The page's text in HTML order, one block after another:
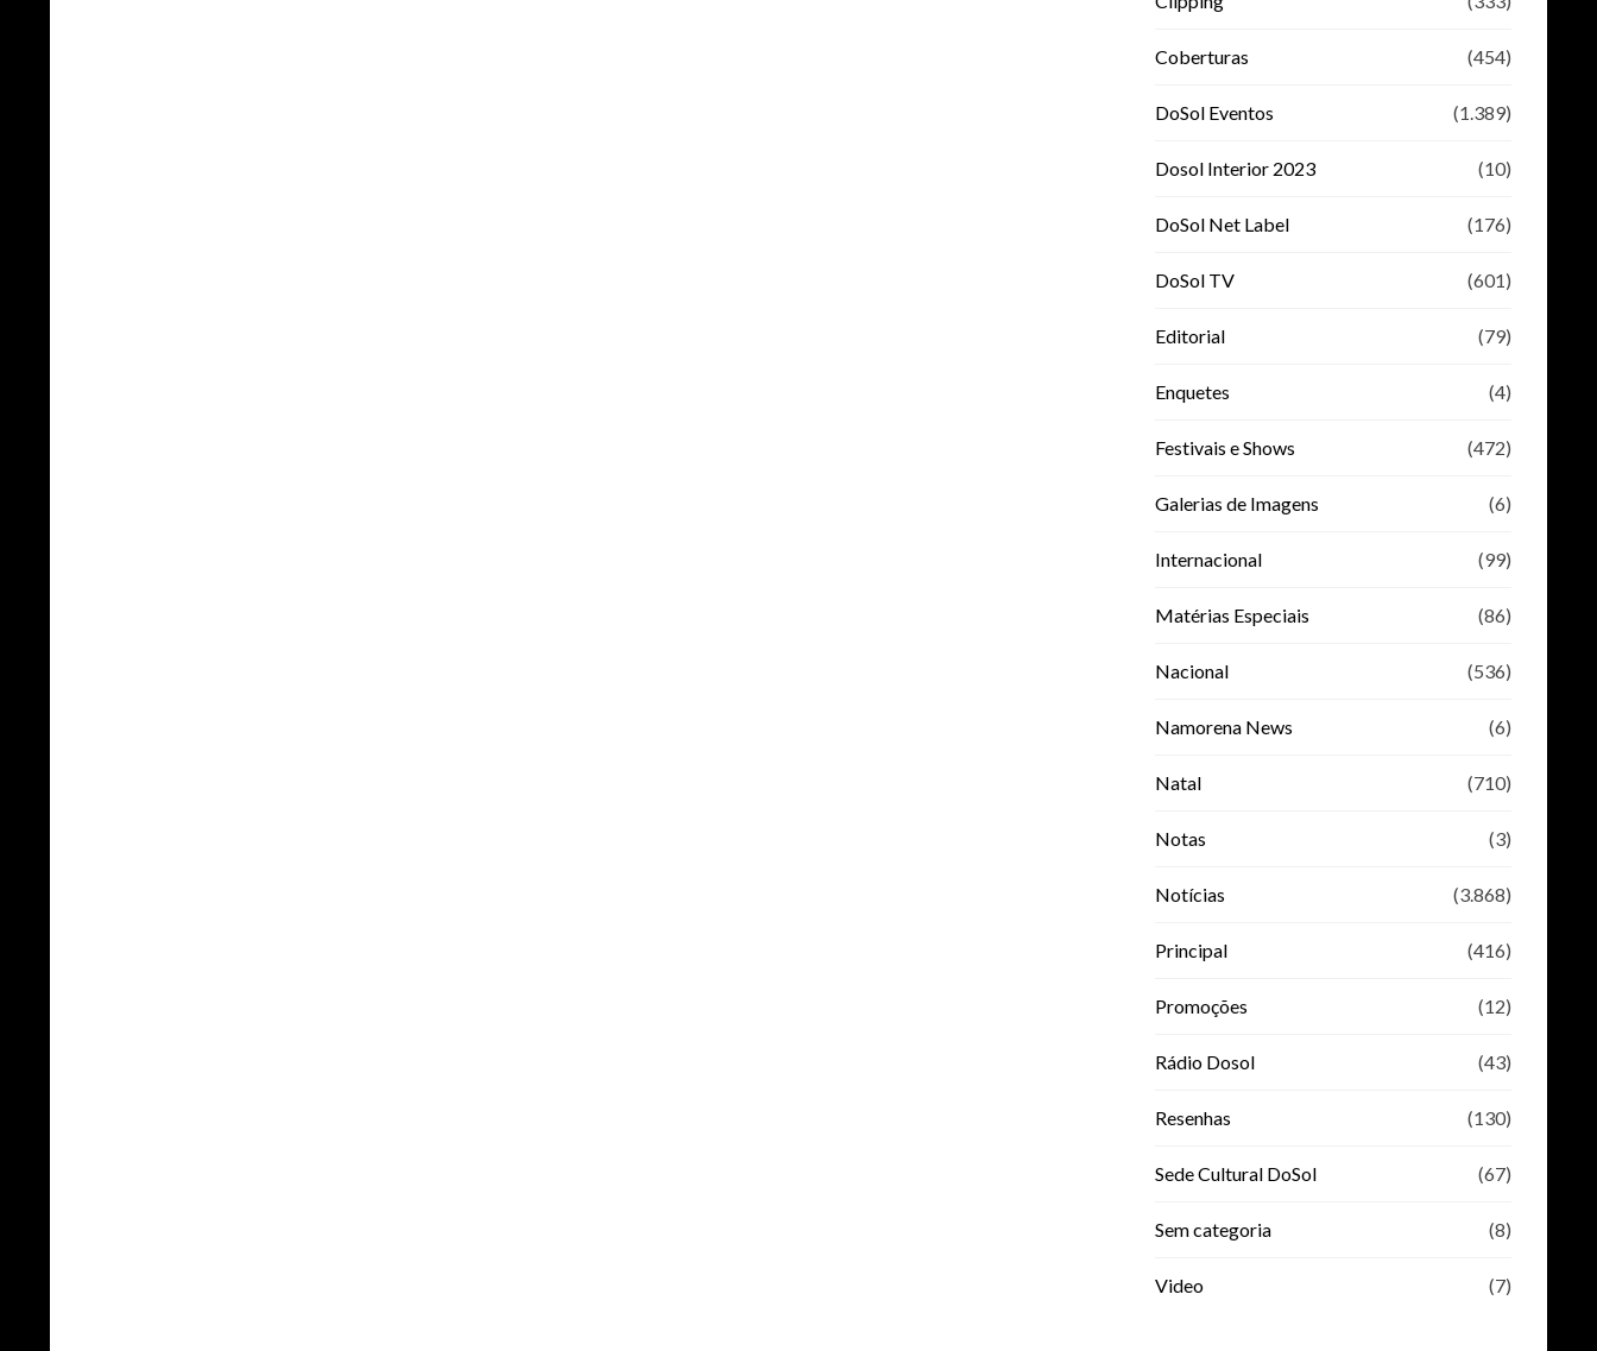
Coberturas (454)
DoSol Eventos (1.389)
Dosol Interior 2023 (10)
DoSol Net Label (176)
DoSol TV (601)
Editorial (79)
Enquetes (4)
Festivais e Shows (472)
Galerias de Imagens (6)
Internacional (99)
Matérias Especiais (86)
Nacional (536)
Namorena News (6)
Natal (710)
Notas (3)
Notícias (3.868)
Principal (416)
Promoções (12)
Rádio Dosol (43)
Resenhas (130)
Sede Cultural DoSol (67)
Sem categoria (8)
Video (7)